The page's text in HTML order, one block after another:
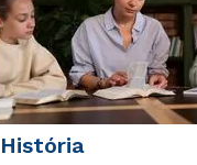
História
Estou
envio